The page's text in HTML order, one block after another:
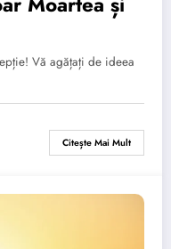
Vă agățați de ideea
Citește Mai Mult